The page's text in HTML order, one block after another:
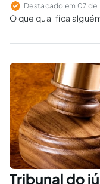
Destacado em 07 de
O que qualifica
Tribunal do